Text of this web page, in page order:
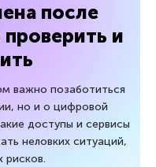
после
проверить и
важно позаботиться
но и о цифровой
доступы и сервисы
неловких ситуаций,
рисков.